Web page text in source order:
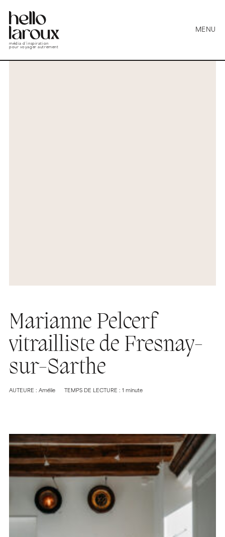
média d’inspiration
pour voyager autrement
MENU
Marianne Pelcerf
vitrailliste de Fresnay-
sur-Sarthe
AUTEURE : Amélie TEMPS DE LECTURE : 1 minute